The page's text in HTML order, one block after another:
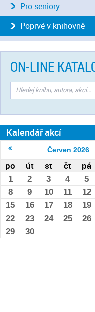
Pro seniory
Poprvé v knihovně
ON-LINE
Kalendář akcí
Červen 2026
po út st čt pá
1 2 3 4 5
8
9 10 11 12
15
16 17 18 19
22
23 24 25 26
29
30